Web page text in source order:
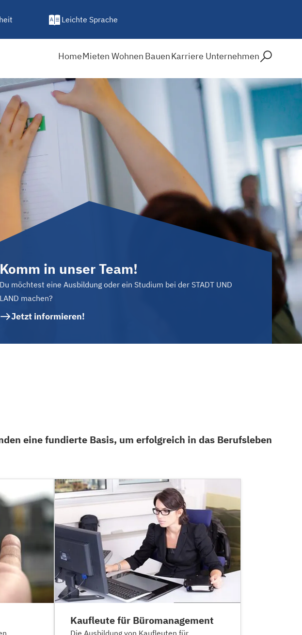
Leichte Sprache
HomeMieten Wohnen BauenKarriere Unternehmen
Komm in unser Team!
Du möchtest eine Ausbildung oder ein Studium bei der STADT UND
LAND machen?
Jetzt informieren!
eine fundierte Basis, um erfolgreich in das Berufsleben
Kaufleute für Büromanagement